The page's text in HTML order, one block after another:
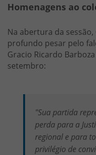
Homenagens ao
Na abertura da
profundo pesar pelo
Gracio Ricardo
setembro:
"Sua partida
perda para a
regional e para
privilégio de